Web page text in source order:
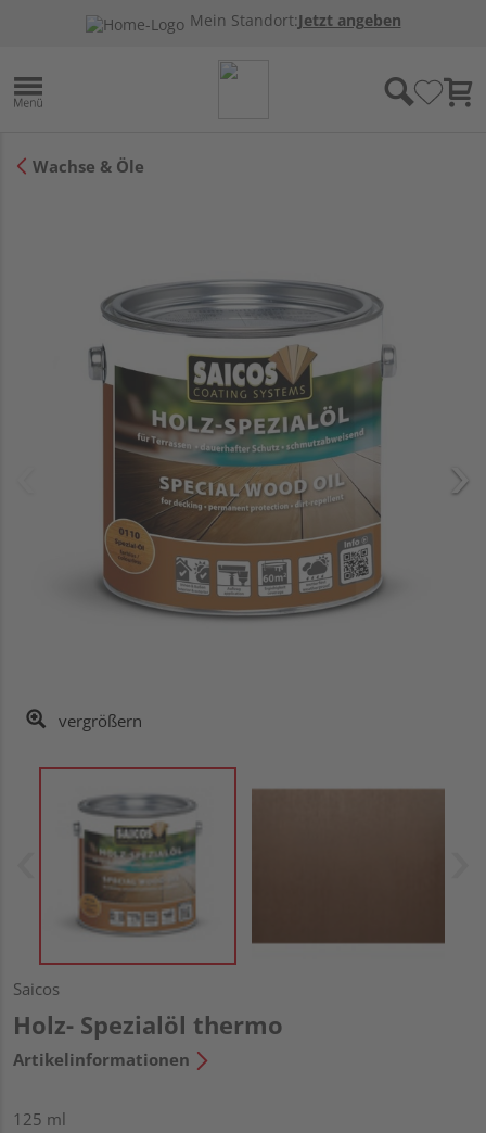
Mein Standort:Jetzt angeben
Wachse & Öle
vergrößern
Saicos
Holz- Spezialöl thermo
Artikelinformationen
125 ml